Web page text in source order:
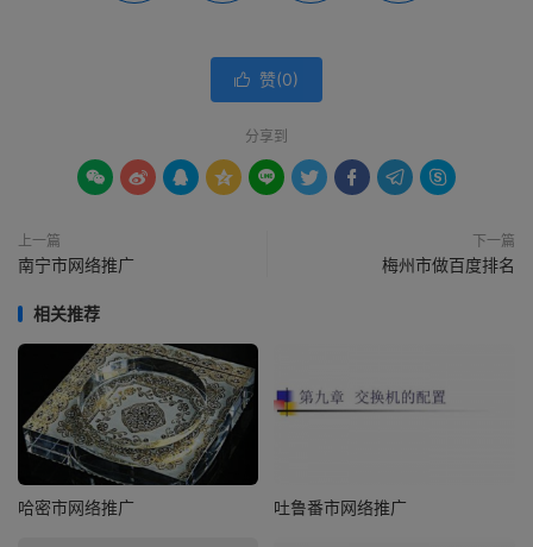
 赞(0)
分享到
        
上一篇
南宁市网络推广
下一篇
梅州市做百度排名
相关推荐
哈密市网络推广 吐鲁番市网络推广